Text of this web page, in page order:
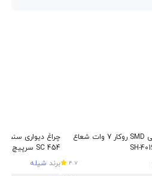
چراغ سقفی SMD روکار 7 وات شعاع
4.7
چراغ دیواری
SC 454 سرپیچ E27
برند شیله